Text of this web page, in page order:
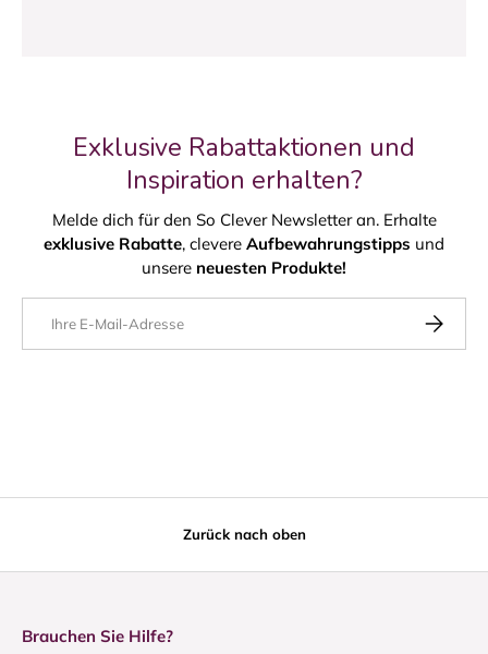
Exklusive Rabattaktionen und
Inspiration erhalten?
Melde dich für den So Clever Newsletter an. Erhalte
exklusive Rabatte, clevere Aufbewahrungstipps und
unsere neuesten Produkte!
Zurück nach oben
Brauchen Sie Hilfe?